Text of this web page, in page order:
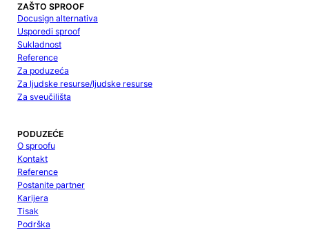
ZAŠTO SPROOF
Docusign alternativa
Usporedi sproof
Sukladnost
Reference
Za poduzeća
Za ljudske resurse/ljudske resurse
Za sveučilišta
PODUZEĆE
O sproofu
Kontakt
Reference
Postanite partner
Karijera
Tisak
Podrška